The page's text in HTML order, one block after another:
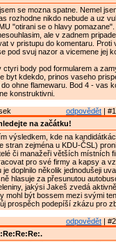
se mozna spatne. Nemel
rozhodne nikdo nebude a uz
"otirani se o hlavy
ale v zadnem
v pristupu do komentaru. Proti
pod svuj nazor a vicemene jej
body pod formularem a
byt kdekdo, prinos vaseho
ohne flamewaru. Bod 4 - vas
konstruktivni.
odpovědět |
na začátku!
výsledkem, kde na
stran zejména u KDU-ČSL)
či manažeři větších místních
pro své firmy a kapsy a
je doplnilo několik jednodušeji
hlasuje za přesunutou
jakýsi Jakeš zvedá
mohl být bossem mezi svými
prospěch podepíší zkázu pro
odpovědět |